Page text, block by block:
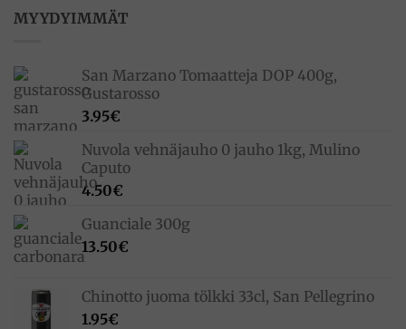
MYYDYIMMÄT
San Marzano Tomaatteja DOP 400g,
Gustarosso
3.95€
Nuvola vehnäjauho 0 jauho 1kg, Mulino
Caputo
4.50€
Guanciale 300g
13.50€
Chinotto juoma tölkki 33cl, San Pellegrino
1.95€